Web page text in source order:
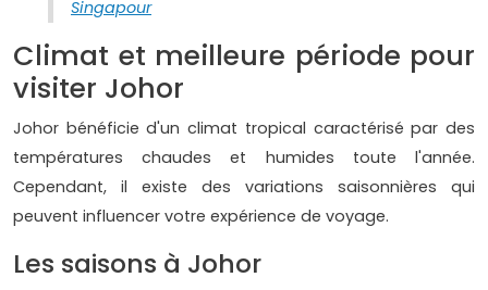
Singapour
Climat et meilleure période pour
visiter Johor
Johor bénéficie d'un climat tropical caractérisé par des
températures chaudes et humides toute l'année.
Cependant, il existe des variations saisonnières qui
peuvent influencer votre expérience de voyage.
Les saisons à Johor